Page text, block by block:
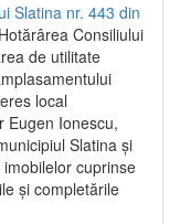
Slatina nr. 443 din
Consiliului
de utilitate
local
Eugen Ionescu,
Slatina şi
cuprinse
şi completările